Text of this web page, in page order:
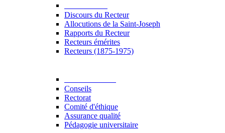
Discours du Recteur
Allocutions de la Saint-Joseph
Rapports du Recteur
Recteurs émérites
Recteurs (1875-1975)
Conseils
Rectorat
Comité d'éthique
Assurance qualité
Pédagogie universitaire